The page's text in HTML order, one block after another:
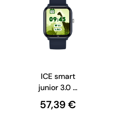
ICE smart
junior 3.0 -
Blue
57,39 €